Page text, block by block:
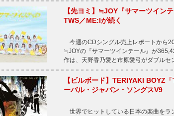
【先ヨミ】≒JOY『サマーツイン
TWS／ME:Iが続く
今週のCDシングル売上レポートから
≒JOYの『サマーツインテール』が
作は、天野香乃愛と市原愛弓がダブル
【ビルボード】TERIYAKI BOYZ
ーバル・ジャパン・ソングスV9
世界でヒットしている日本の楽曲をラ